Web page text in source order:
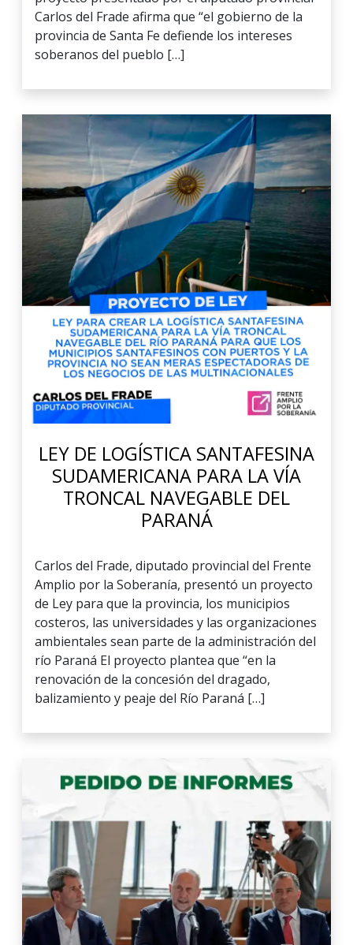
Carlos del Frade afirma que “el gobierno de la
provincia de Santa Fe defiende los intereses
soberanos del pueblo […]
LEY DE LOGÍSTICA SANTAFESINA
SUDAMERICANA PARA LA VÍA
TRONCAL NAVEGABLE DEL
PARANÁ
Carlos del Frade, diputado provincial del Frente
Amplio por la Soberanía, presentó un proyecto
de Ley para que la provincia, los municipios
costeros, las universidades y las organizaciones
ambientales sean parte de la administración del
río Paraná El proyecto plantea que “en la
renovación de la concesión del dragado,
balizamiento y peaje del Río Paraná […]